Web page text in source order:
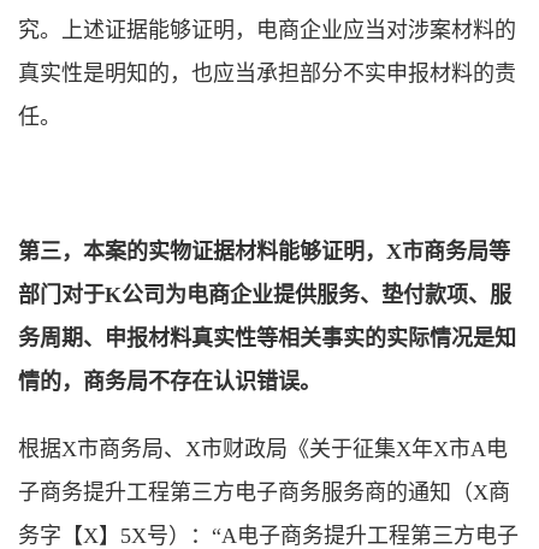
究。上述证据能够证明，电商企业应当对涉案材料的
真实性是明知的，也应当承担部分不实申报材料的责
任。
第三，本案的实物证据材料能够证明，X市商务局等
部门对于K公司为电商企业提供服务、垫付款项、服
务周期、申报材料真实性等相关事实的实际情况是知
情的，商务局不存在认识错误。
根据X市商务局、X市财政局《关于征集X年X市A电
子商务提升工程第三方电子商务服务商的通知（X商
务字【X】5X号）：“A电子商务提升工程第三方电子